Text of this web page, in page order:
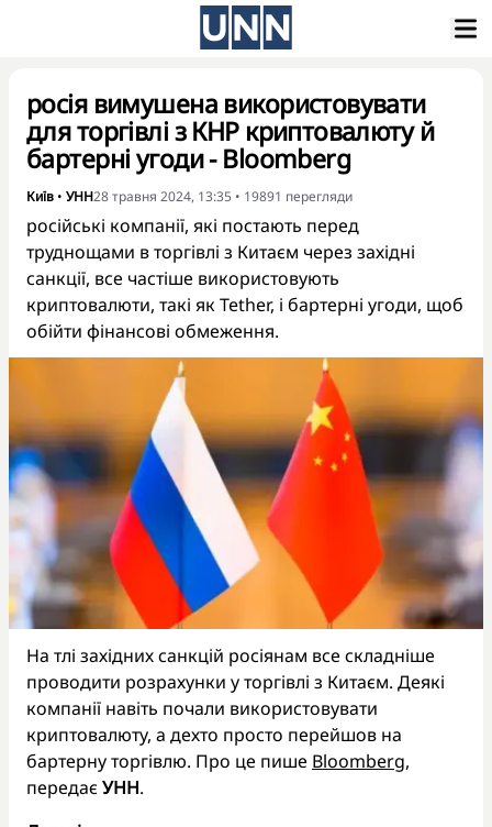
росія вимушена використовувати
для торгівлі з КНР криптовалюту й
бартерні угоди - Bloomberg
Київ • УНН28 травня 2024, 13:35 • 19891 перегляди
російські компанії, які постають перед
труднощами в торгівлі з Китаєм через західні
санкції, все частіше використовують
криптовалюти, такі як Tether, і бартерні угоди, щоб
обійти фінансові обмеження.
На тлі західних санкцій росіянам все складніше
проводити розрахунки у торгівлі з Китаєм. Деякі
компанії навіть почали використовувати
криптовалюту, а дехто просто перейшов на
бартерну торгівлю. Про це пише Bloomberg,
передає УНН.